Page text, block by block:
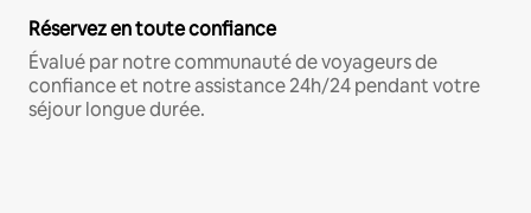
Réservez en toute confiance
Évalué par notre communauté de voyageurs de
confiance et notre assistance 24h/24 pendant votre
séjour longue durée.